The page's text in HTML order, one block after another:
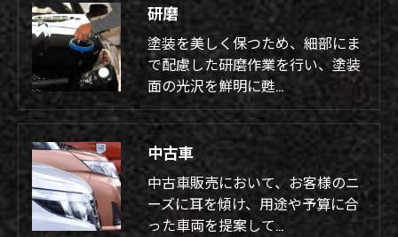
研磨
塗装を美しく保つため、細部にま
で配慮した研磨作業を行い、塗装
面の光沢を鮮明に甦…
中古車
中古車販売において、お客様のニ
ーズに耳を傾け、用途や予算に合
った車両を提案して…